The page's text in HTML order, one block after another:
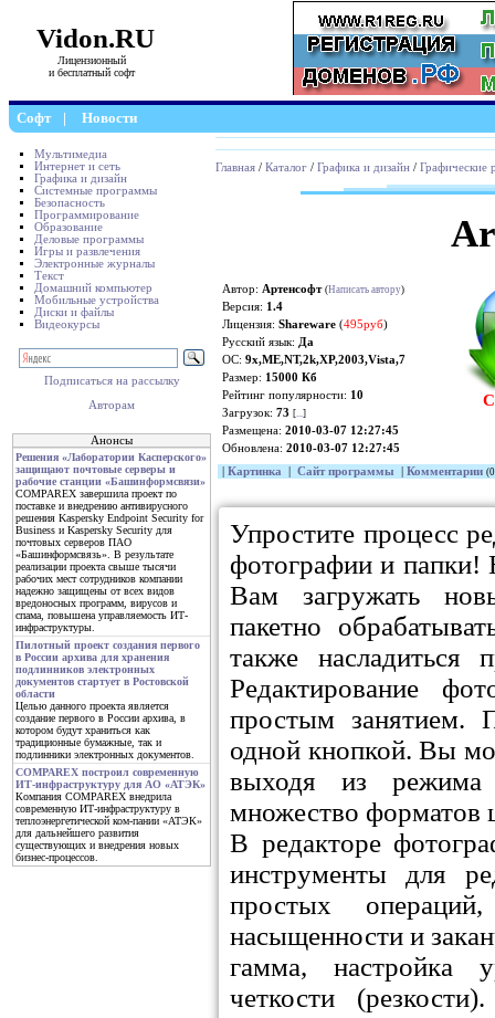
Vidon.RU
Лицензионный
и бесплатный софт
Софт | Новости
Мультимедиа
Интернет и сеть
Графика и дизайн
Системные программы
Безопасность
Программирование
Образование
Деловые программы
Игры и развлечения
Электронные журналы
Текст
Домашний компьютер
Мобильные устройства
Диски и файлы
Видеокурсы
Подписаться на рассылку
Авторам
Анонсы
Решения «Лаборатории Касперского»
защищают почтовые серверы и
рабочие станции «Башинформсвязи»
COMPAREX завершила проект по
поставке и внедрению антивирусного
решения Kaspersky Endpoint Security for
Business и Kaspersky Security для
почтовых серверов ПАО
«Башинформсвязь». В результате
реализации проекта свыше тысячи
рабочих мест сотрудников компании
надежно защищены от всех видов
вредоносных программ, вирусов и
спама, повышена управляемость ИТ-
инфраструктуры.
Пилотный проект создания первого
в России архива для хранения
подлинников электронных
документов стартует в Ростовской
области
Целью данного проекта является
создание первого в России архива, в
котором будут храниться как
традиционные бумажные, так и
подлинники электронных документов.
COMPAREX построил современную
ИТ-инфраструктуру для АО «АТЭК»
Компания COMPAREX внедрила
современную ИТ-инфраструктуру в
теплоэнергетической ком-пании «АТЭК»
для дальнейшего развития
существующих и внедрения новых
бизнес-процессов.
Главная / Каталог / Графика и дизайн / Графические
Автор: Артенсофт (Написать автору)
Версия: 1.4
Лицензия: Shareware (495руб)
Русский язык: Да
ОС: 9x,ME,NT,2k,XP,2003,Vista,7
Размер: 15000 Кб
Рейтинг популярности: 10
Загрузок: 73 [...]
Размещена: 2010-03-07 12:27:45
Обновлена: 2010-03-07 12:27:45
Картинка Сайт программы Комментарии
Упростите процесс
фотографии и папки!
Вам загружать
пакетно
также
Редактирование
простым занятием.
одной кнопкой. Вы
выходя из режима
множество форматов
В редакторе
инструменты для
простых
насыщенности и
гамма, настройка
четкости